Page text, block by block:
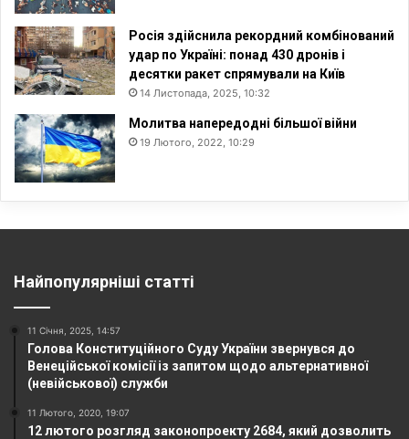
Росія здійснила рекордний комбінований
удар по Україні: понад 430 дронів і
десятки ракет спрямували на Київ
14 Листопада, 2025, 10:32
Молитва напередодні більшої війни
19 Лютого, 2022, 10:29
Найпопулярніші статті
11 Січня, 2025, 14:57
Голова Конституційного Суду України звернувся до
Венеційської комісії із запитом щодо альтернативної
(невійськової) служби
11 Лютого, 2020, 19:07
12 лютого розгляд законопроекту 2684, який дозволить